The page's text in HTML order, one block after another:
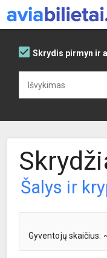
Skrydis pirmyn ir
Šalys ir
Gyventojų skaičius: